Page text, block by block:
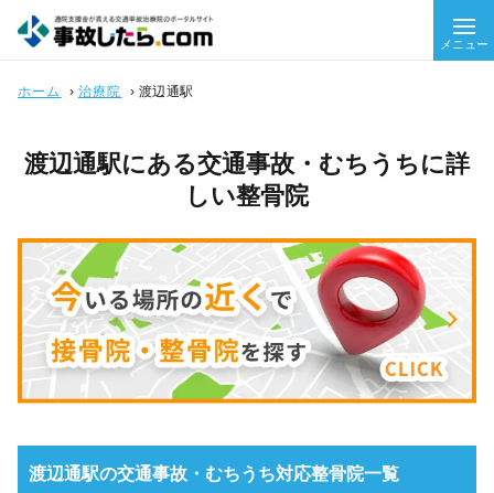
メニュー
ホーム › 治療院 › 渡辺通駅
渡辺通駅にある交通事故・むちうちに詳
しい整骨院
渡辺通駅の交通事故・むちうち対応整骨院一覧